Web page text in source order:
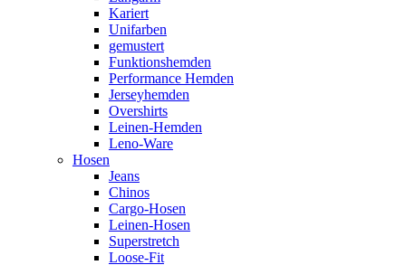
Kariert
Unifarben
gemustert
Funktionshemden
Performance Hemden
Jerseyhemden
Overshirts
Leinen-Hemden
Leno-Ware
Hosen
Jeans
Chinos
Cargo-Hosen
Leinen-Hosen
Superstretch
Loose-Fit